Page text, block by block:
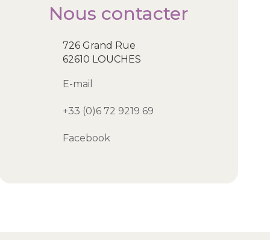
Nous contacter
726 Grand Rue
62610 LOUCHES
E-mail
+33 (0)6 72 9219 69
Facebook